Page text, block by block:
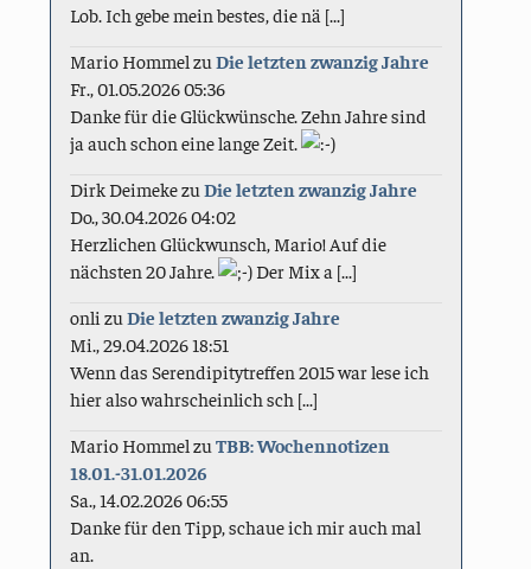
Lob. Ich gebe mein bestes, die nä [...]
Mario Hommel zuDie letzten zwanzig Jahre
Fr., 01.05.2026 05:36
Danke für die Glückwünsche. Zehn Jahre sind
ja auch schon eine lange Zeit.
Dirk DeimekezuDie letzten zwanzig Jahre
Do., 30.04.2026 04:02
Herzlichen Glückwunsch, Mario! Auf die
nächsten 20 Jahre.
Der Mix a [...]
onli zuDie letzten zwanzig Jahre
Mi., 29.04.2026 18:51
Wenn das Serendipitytreffen 2015 war lese ich
hier also wahrscheinlich sch [...]
Mario Hommel zuTBB: Wochennotizen
18.01.-31.01.2026
Sa., 14.02.2026 06:55
Danke für den Tipp, schaue ich mir auch mal
an.